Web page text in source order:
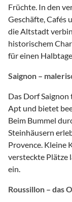
Früchte. In den
Geschäfte, Cafés
die Altstadt
historischem
für einen
Saignon –
Das Dorf
Apt und bietet
Beim Bummel
Steinhäusern
Provence. Kleine
versteckte Plätze
ein.
Roussillon – das